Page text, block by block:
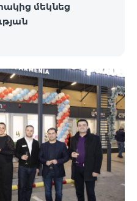
մեկնեց